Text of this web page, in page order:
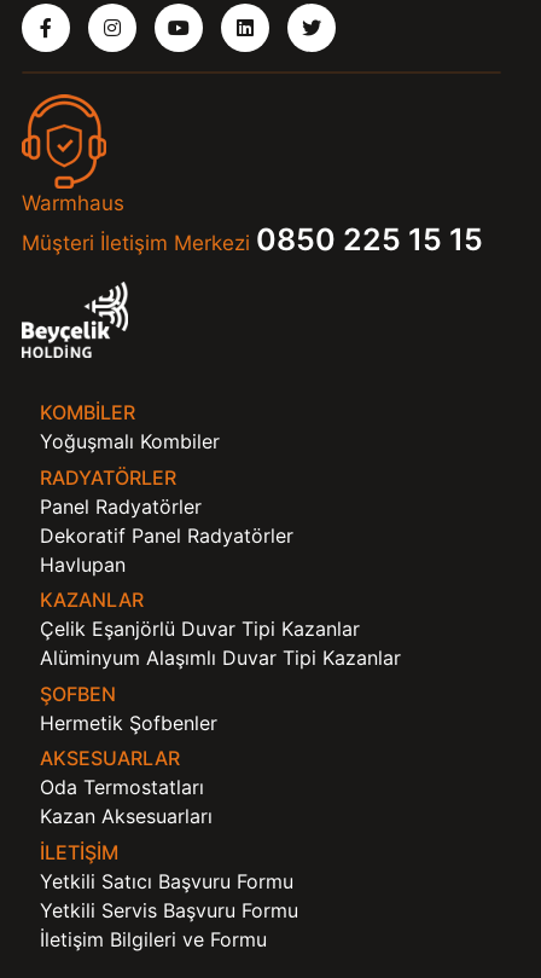
Warmhaus
Müşteri İletişim Merkezi 0850 225 15 15
KOMBILER
Yoğuşmalı Kombiler
RADYATÖRLER
Panel Radyatörler
Dekoratif Panel Radyatörler
Havlupan
KAZANLAR
Çelik Eşanjörlü Duvar Tipi Kazanlar
Alüminyum Alaşımlı Duvar Tipi Kazanlar
ŞOFBEN
Hermetik Şofbenler
AKSESUARLAR
Oda Termostatları
Kazan Aksesuarları
İLETİŞİM
Yetkili Satıcı Başvuru Formu
Yetkili Servis Başvuru Formu
İletişim Bilgileri ve Formu